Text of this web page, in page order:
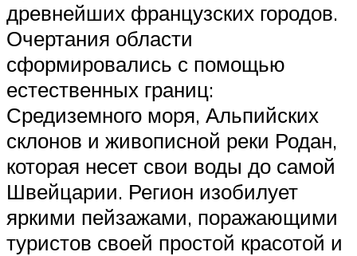
древнейших французских городов.
Очертания области
сформировались с помощью
естественных границ:
Средиземного моря, Альпийских
склонов и живописной реки Родан,
которая несет свои воды до самой
Швейцарии. Регион изобилует
яркими пейзажами, поражающими
туристов своей простой красотой и